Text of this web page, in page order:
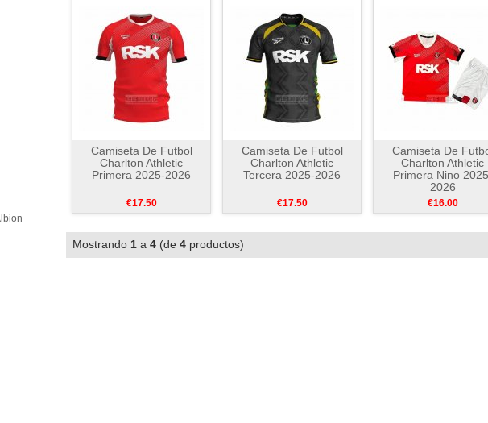
Camiseta De Futbol
Charlton Athletic
Primera 2025-2026
€17.50
Camiseta De Futbol
Charlton Athletic
Tercera 2025-2026
€17.50
Camiseta De
Charlton Athletic
Primera Nino
2026
€16.00
Mostrando 1 a 4 (de 4 productos)